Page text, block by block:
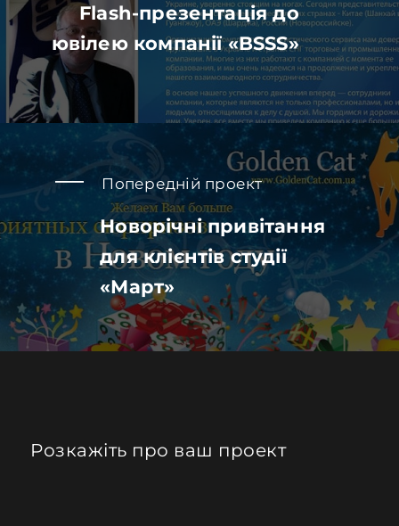
Попередній проект
Новорічні привітання
для клієнтів студії
«Март»
Flash-презентація до
ювілею компанії «BSSS»
Розкажіть про ваш проект